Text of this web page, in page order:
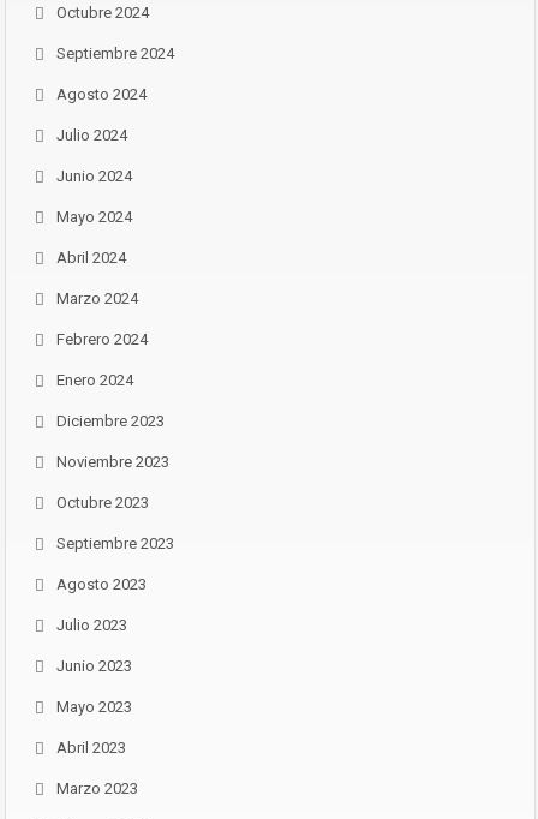
Octubre 2024
Septiembre 2024
Agosto 2024
Julio 2024
Junio 2024
Mayo 2024
Abril 2024
Marzo 2024
Febrero 2024
Enero 2024
Diciembre 2023
Noviembre 2023
Octubre 2023
Septiembre 2023
Agosto 2023
Julio 2023
Junio 2023
Mayo 2023
Abril 2023
Marzo 2023